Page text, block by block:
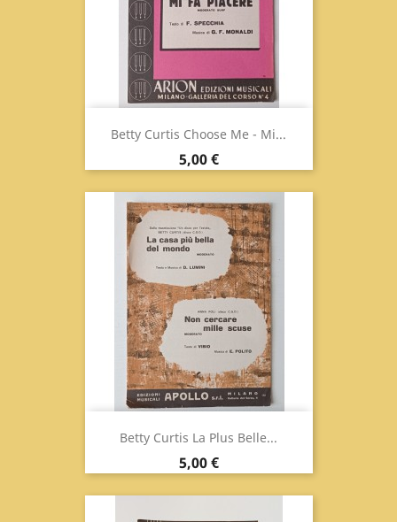
Betty Curtis Choose Me - Mi...
Prix
5,00 €
Betty Curtis La Plus Belle...
Prix
5,00 €